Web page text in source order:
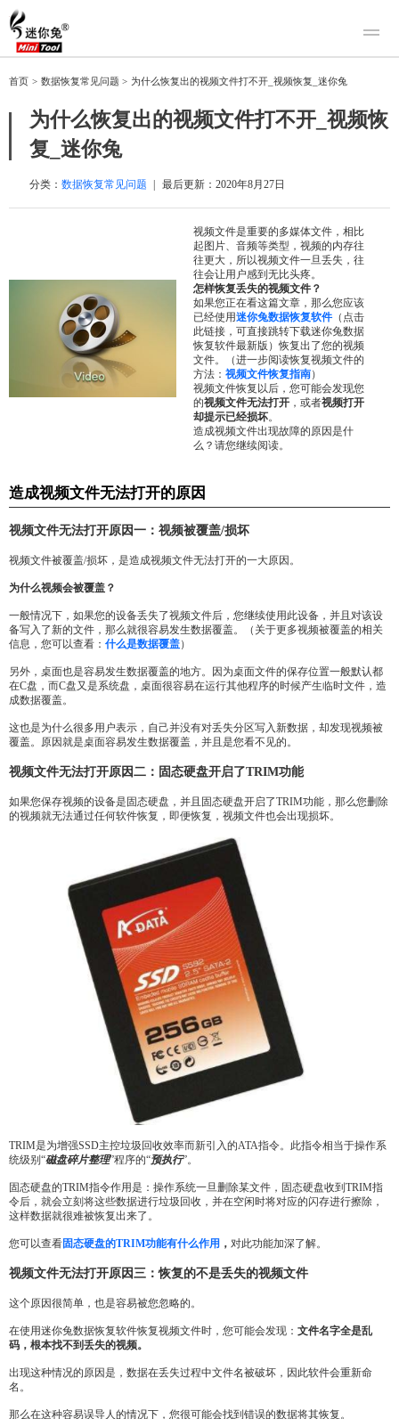
产品
迷你兔分区向导
迷你兔数据备份
下载
购买
人工恢复
首页 > 数据恢复常见问题 > 为什么恢复出的视频文件打不开_视频恢复_迷你兔
为什么恢复出的视频文件打不开_视频恢
复_迷你兔
分类： 数据恢复常见问题 最后更新： 2020年8月27日
视频文件是重要的多媒体文件，相比
起图片、音频等类型，视频的内存往
往更大，所以视频文件一旦丢失，往
往会让用户感到无比头疼。
怎样恢复丢失的视频文件？
如果您正在看这篇文章，那么您应该
已经使用迷你兔数据恢复软件 （点击
此链接，可直接跳转下载迷你兔数据
恢复软件最新版）恢复出了您的视频
文件。（进一步阅读恢复视频文件的
方法：视频文件恢复指南）
视频文件恢复以后，您可能会发现您
的视频文件无法打开 ，或者视频打开
却提示已经损坏。
造成视频文件出现故障的原因是什
么？请您继续阅读。
造成视频文件无法打开的原因
视频文件无法打开原因一：视频被覆盖/损坏
视频文件被覆盖/损坏，是造成视频文件无法打开的一大原因。
为什么视频会被覆盖？
一般情况下，如果您的设备丢失了视频文件后，您继续使用此设备，并且对该设
备写入了新的文件，那么就很容易发生数据覆盖。（关于更多视频被覆盖的相关
信息，您可以查看： 什么是数据覆盖）
另外，桌面也是容易发生数据覆盖的地方。因为桌面文件的保存位置一般默认都
在C盘，而C盘又是系统盘，桌面很容易在运行其他程序的时候产生临时文件，造
成数据覆盖。
这也是为什么很多用户表示，自己并没有对丢失分区写入新数据，却发现视频被
覆盖。原因就是桌面容易发生数据覆盖，并且是您看不见的。
视频文件无法打开原因二：固态硬盘开启了TRIM功能
如果您保存视频的设备是固态硬盘，并且固态硬盘开启了TRIM功能，那么您删除
的视频就无法通过任何软件恢复，即便恢复，视频文件也会出现损坏。
TRIM是为增强SSD主控垃圾回收效率而新引入的ATA指令。此指令相当于操作系
统级别“磁盘碎片整理”程序的“预执行”。
固态硬盘的TRIM指令作用是：操作系统一旦删除某文件，固态硬盘收到TRIM指
令后，就会立刻将这些数据进行垃圾回收，并在空闲时将对应的闪存进行擦除，
这样数据就很难被恢复出来了。
您可以查看固态硬盘的TRIM功能有什么作用 ， 对此功能加深了解。
视频文件无法打开原因三：恢复的不是丢失的视频文件
这个原因很简单，也是容易被您忽略的。
在使用迷你兔数据恢复软件恢复视频文件时，您可能会发现： 文件名字全是乱
码，根本找不到丢失的视频。
出现这种情况的原因是，数据在丢失过程中文件名被破坏，因此软件会重新命
名。
那么在这种容易误导人的情况下，您很可能会找到错误的数据将其恢复。